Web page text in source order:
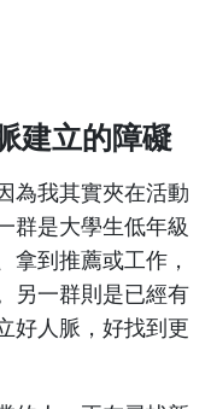
建立的障礙
為我其實夾在活動
群是大學生低年級
拿到推薦或工作，
另一群則是已經有
好人脈，好找到更